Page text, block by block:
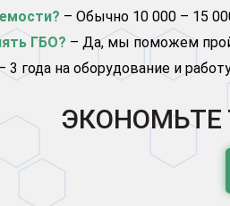
– Обычно 10 000 – 15
ГБО? – Да, мы поможем
3 года на оборудование и
ЭКОНОМЬТЕ